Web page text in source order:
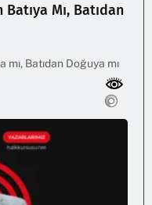
Mı, Batıdan
Batıdan Doğuya mı